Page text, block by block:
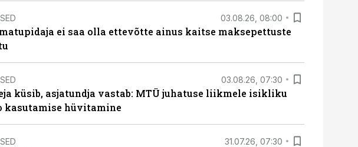
03.08.26, 08:00
ei saa olla ettevõtte ainus kaitse maksepettuste
03.08.26, 07:30
küsib, asjatundja vastab: MTÜ juhatuse liikmele isikliku
kasutamise hüvitamine
31.07.26, 07:30